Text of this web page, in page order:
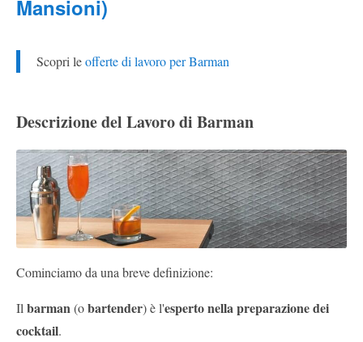
professioni
Pubblica
Offerte
Area
Mansioni)
Scopri leofferte di lavoro per Barman
Descrizione del Lavoro di Barman
Cominciamo da una breve definizione:
Ilbarman(obartender) è l'esperto nella preparazione dei
cocktail.